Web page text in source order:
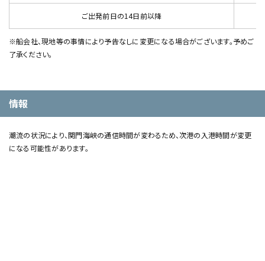
ご出発前日の14日前以降
※船会社、現地等の事情により予告なしに変更になる場合がございます。予めご
了承ください。
情報
潮流の状況により、関門海峡の通信時間が変わるため、次港の入港時間が変更
になる可能性があります。